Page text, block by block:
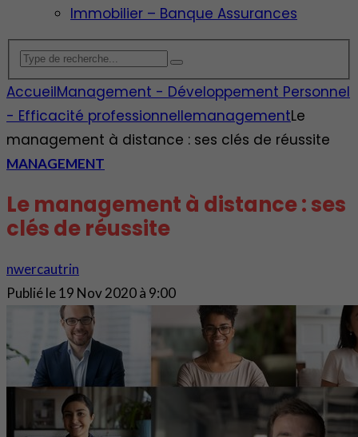
Immobilier – Banque Assurances
AccueilManagement - Développement Personnel
- Efficacité professionnellemanagementLe
management à distance : ses clés de réussite
MANAGEMENT
Le management à distance : ses
clés de réussite
nwercautrin
Publié le19 Nov 2020 à 9:00